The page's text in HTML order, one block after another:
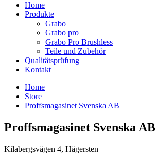
Home
Produkte
Grabo
Grabo pro
Grabo Pro Brushless
Teile und Zubehör
Qualitätsprüfung
Kontakt
Home
Store
Proffsmagasinet Svenska AB
Proffsmagasinet Svenska AB
Kilabergsvägen 4, Hägersten